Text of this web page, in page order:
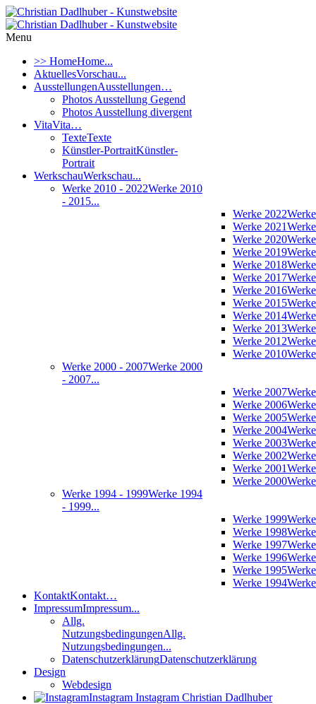
Menu
>> HomeHome...
AktuellesVorschau...
AusstellungenAusstellungen…
Photos Ausstellung Gegend
Photos Ausstellung divergent
VitaVita…
TexteTexte
Künstler-PortraitKünstler-
Portrait
WerkschauWerkschau...
Werke 2010 - 2022Werke 2010
- 2015...
Werke 2022
Werke 2021
Werke 2020
Werke 2019
Werke 2018
Werke 2017
Werke 2016
Werke 2015
Werke 2014
Werke 2013
Werke 2012
Werke 2010
Werke 2000 - 2007Werke 2000
- 2007...
Werke 2007
Werke 2006
Werke 2005
Werke 2004
Werke 2003
Werke 2002
Werke 2001
Werke 2000
Werke 1994 - 1999Werke 1994
- 1999...
Werke 1999
Werke 1998
Werke 1997
Werke 1996
Werke 1995
Werke 1994
KontaktKontakt…
ImpressumImpressum...
Allg.
NutzungsbedingungenAllg.
Nutzungsbedingungen...
DatenschutzerklärungDatenschutzerklärung
Design
Webdesign
Instagram Instagram Christian Dadlhuber